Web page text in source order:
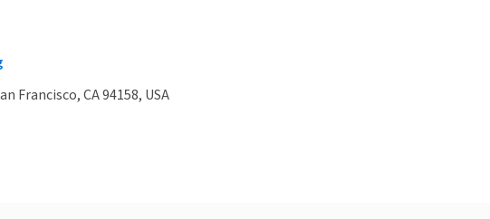
Francisco, CA 94158, USA